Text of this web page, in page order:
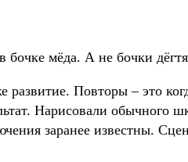
бочке мёда. А не бочки
Повторы – это
Нарисовали обычного
заранее известны.